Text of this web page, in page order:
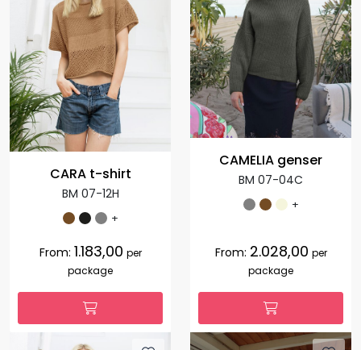
CARA t-shirt
BM 07-12H
+
From: 1.183,00 per
package
CAMELIA genser
BM 07-04C
+
From: 2.028,00 per
package